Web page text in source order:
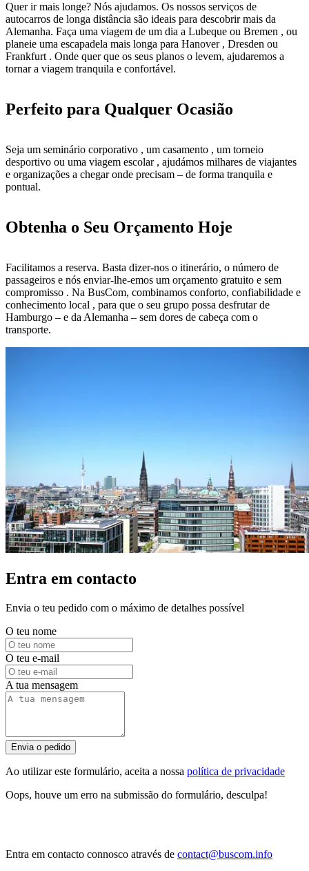
Quer ir mais longe? Nós ajudamos. Os nossos serviços de
autocarros de longa distância são ideais para descobrir mais da
Alemanha. Faça uma viagem de um dia a Lubeque ou Bremen , ou
planeie uma escapadela mais longa para Hanover , Dresden ou
Frankfurt . Onde quer que os seus planos o levem, ajudaremos a
tornar a viagem tranquila e confortável.
Perfeito para Qualquer Ocasião
Seja um seminário corporativo , um casamento , um torneio
desportivo ou uma viagem escolar , ajudámos milhares de viajantes
e organizações a chegar onde precisam – de forma tranquila e
pontual.
Obtenha o Seu Orçamento Hoje
Facilitamos a reserva. Basta dizer-nos o itinerário, o número de
passageiros e nós enviar-lhe-emos um orçamento gratuito e sem
compromisso . Na BusCom, combinamos conforto, confiabilidade e
conhecimento local , para que o seu grupo possa desfrutar de
Hamburgo – e da Alemanha – sem dores de cabeça com o
transporte.
Entra em contacto
Envia o teu pedido com o máximo de detalhes possível
O teu nome
O teu e-mail
A tua mensagem
Envia o pedido
Ao utilizar este formulário, aceita a nossa política de privacidade
Oops, houve um erro na submissão do formulário, desculpa!
Entra em contacto connosco através de contact@buscom.info